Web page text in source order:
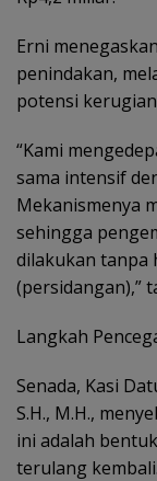
Erni
penindakan,
potensi
“Kami
sama intensif
Mekanismenya
sehingga
dilakukan tanpa
(persidangan),”
Langkah
Senada, Kasi
S.H., M.H.,
ini adalah
terulang kembali.